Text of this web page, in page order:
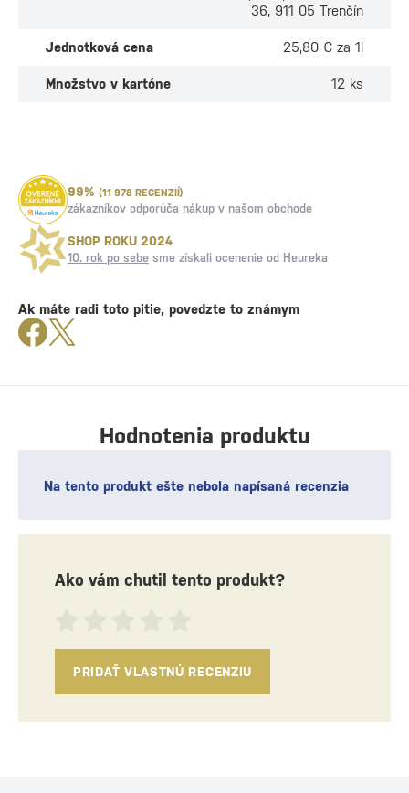
36, 911 05 Trenčín
Jednotková cena 25,80 € za 1l
Množstvo v kartóne 12 ks
Hodnotenia produktu
Na tento produkt ešte nebola napísaná recenzia
Ako vám chutil tento produkt?
PRIDAŤ VLASTNÚ RECENZIU
99% (11 978 RECENZIÍ)
zákazníkov odporúča nákup v našom obchode
SHOP ROKU 2024
10. rok po sebe sme získali ocenenie od Heureka
Ak máte radi toto pitie, povedzte to známym